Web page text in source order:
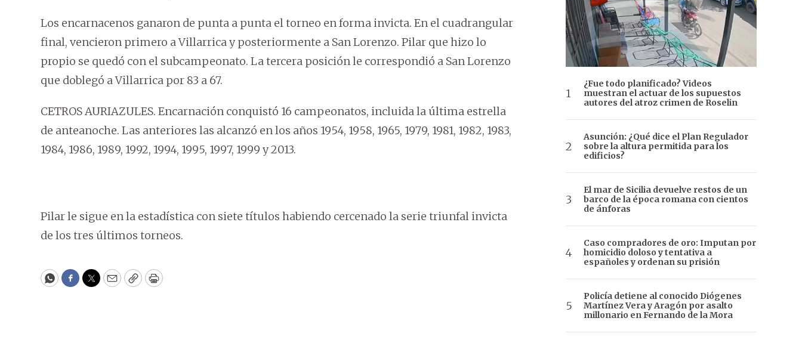
Los encarnacenos ganaron de punta a punta el torneo en forma invicta. En el cuadrangular
final, vencieron primero a Villarrica y posteriormente a San Lorenzo. Pilar que hizo lo
propio se quedó con el subcampeonato. La tercera posición le correspondió a San Lorenzo
que doblegó a Villarrica por 83 a 67.
CETROS AURIAZULES. Encarnación conquistó 16 campeonatos, incluida la última estrella
de anteanoche. Las anteriores las alcanzó en los años 1954, 1958, 1965, 1979, 1981, 1982, 1983,
1984, 1986, 1989, 1992, 1994, 1995, 1997, 1999 y 2013.
Pilar le sigue en la estadística con siete títulos habiendo cercenado la serie triunfal invicta
de los tres últimos torneos.
WhatsApp
Facebook
Twitter
EmailCopyPrint
¿Fue todo planificado? Videos
muestran el actuar de los supuestos
autores del atroz crimen de Roselin
Asunción: ¿Qué dice el Plan Regulador
sobre la altura permitida para los
edificios?
El mar de Sicilia devuelve restos de un
barco de la época romana con cientos
de ánforas
Caso compradores de oro: Imputan por
homicidio doloso y tentativa a
españoles y ordenan su prisión
Policía detiene al conocido Diógenes
Martínez Vera y Aragón por asalto
millonario en Fernando de la Mora